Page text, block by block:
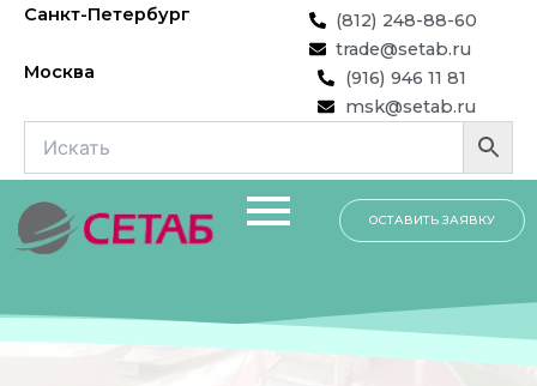
Перейти
содержимому
Санкт-Петербург
(812) 248-88-60
trade@setab.ru
Москва
(916) 946 11 81
msk@setab.ru
ОСТАВИТЬ ЗАЯВКУ